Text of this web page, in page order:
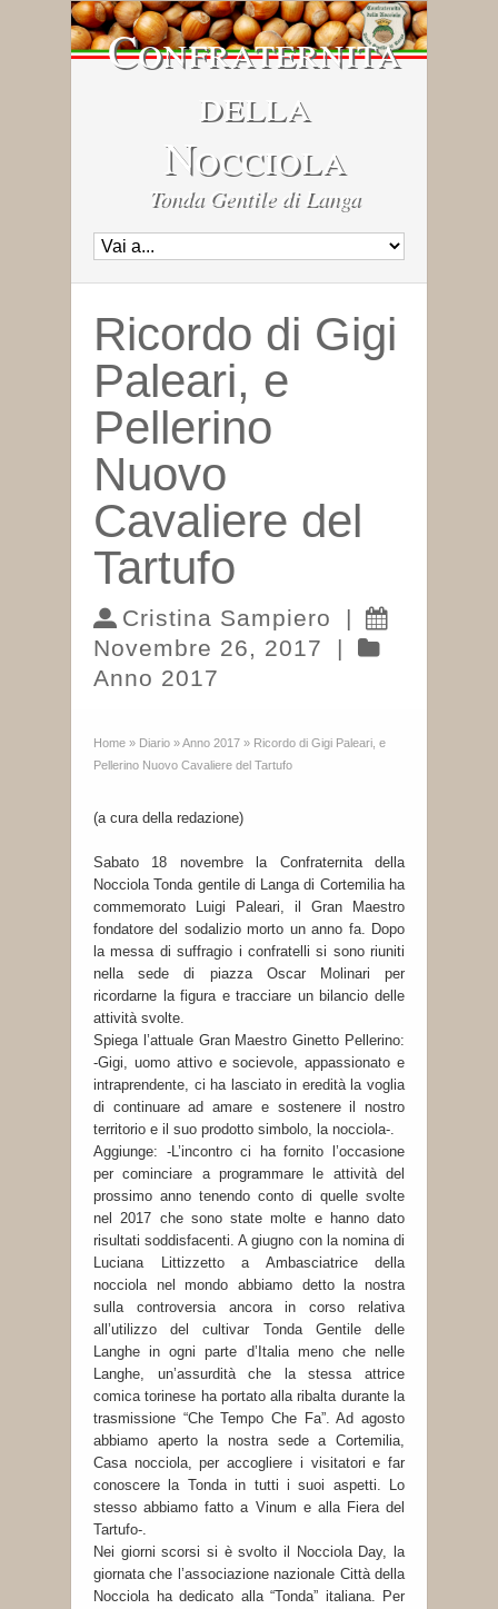
Confraternita
della
Nocciola
Tonda Gentile di Langa
Ricordo di Gigi
Paleari, e
Pellerino
Nuovo
Cavaliere del
Tartufo
Cristina Sampiero
|
Novembre 26, 2017
|
Anno 2017
Home » Diario »Anno 2017 » Ricordo di Gigi Paleari, e
Pellerino Nuovo Cavaliere del Tartufo
(a cura della redazione)
Sabato 18 novembre la Confraternita della
Nocciola Tonda gentile di Langa di Cortemilia ha
commemorato Luigi Paleari, il Gran Maestro
fondatore del sodalizio morto un anno fa. Dopo
la messa di suffragio i confratelli si sono riuniti
nella sede di piazza Oscar Molinari per
ricordarne la figura e tracciare un bilancio delle
attività svolte.
Spiega l’attuale Gran Maestro Ginetto Pellerino:
-Gigi, uomo attivo e socievole, appassionato e
intraprendente, ci ha lasciato in eredità la voglia
di continuare ad amare e sostenere il nostro
territorio e il suo prodotto simbolo, la nocciola-.
Aggiunge: -L’incontro ci ha fornito l’occasione
per cominciare a programmare le attività del
prossimo anno tenendo conto di quelle svolte
nel 2017 che sono state molte e hanno dato
risultati soddisfacenti. A giugno con la nomina di
Luciana Littizzetto a Ambasciatrice della
nocciola nel mondo abbiamo detto la nostra
sulla controversia ancora in corso relativa
all’utilizzo del cultivar Tonda Gentile delle
Langhe in ogni parte d’Italia meno che nelle
Langhe, un’assurdità che la stessa attrice
comica torinese ha portato alla ribalta durante la
trasmissione “Che Tempo Che Fa”. Ad agosto
abbiamo aperto la nostra sede a Cortemilia,
Casa nocciola, per accogliere i visitatori e far
conoscere la Tonda in tutti i suoi aspetti. Lo
stesso abbiamo fatto a Vinum e alla Fiera del
Tartufo-.
Nei giorni scorsi si è svolto il Nocciola Day, la
giornata che l’associazione nazionale Città della
Nocciola ha dedicato alla “Tonda” italiana. Per